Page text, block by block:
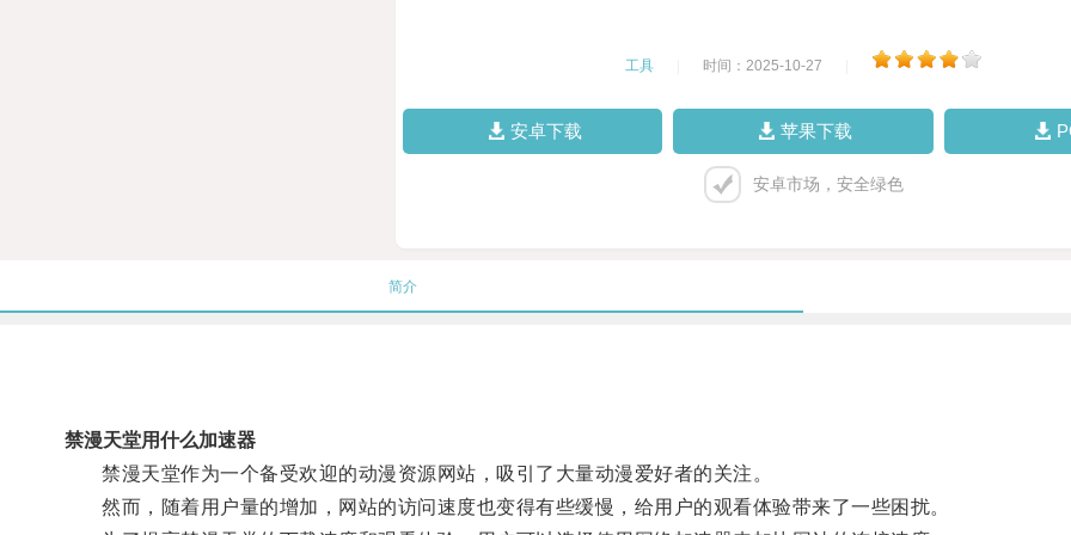
工具 时间：2025-10-27
安卓下载 苹果下载
安卓市场，安全绿色
简介
禁漫天堂用什么加速器
禁漫天堂作为一个备受欢迎的动漫资源网站，吸引了大量动漫爱好者的关注。
然而，随着用户量的增加，网站的访问速度也变得有些缓慢，给用户的观看体验带来了一些困扰。